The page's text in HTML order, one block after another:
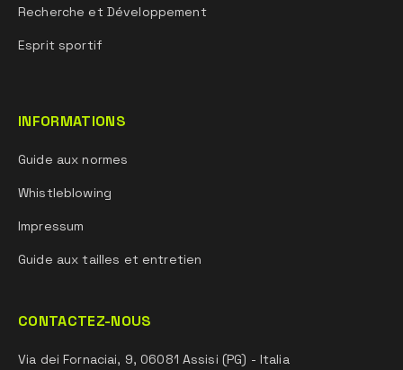
Recherche et Développement
Esprit sportif
INFORMATIONS
Guide aux normes
Whistleblowing
Impressum
Guide aux tailles et entretien
CONTACTEZ-NOUS
Via dei Fornaciai, 9, 06081 Assisi (PG) - Italia